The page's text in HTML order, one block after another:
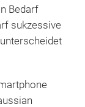
Bedarf
sukzessive